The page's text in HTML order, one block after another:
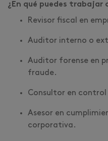
¿En qué puedes
Revisor fiscal en
Auditor interno o
Auditor forense en
fraude.
Consultor en
Asesor en
corporativa.